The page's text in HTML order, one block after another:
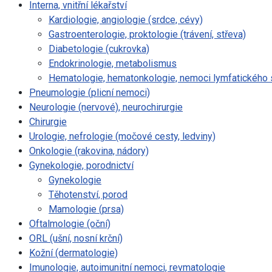
Interna, vnitřní lékařství
Kardiologie, angiologie (srdce, cévy)
Gastroenterologie, proktologie (trávení, střeva)
Diabetologie (cukrovka)
Endokrinologie, metabolismus
Hematologie, hematonkologie, nemoci lymfatického
Pneumologie (plicní nemoci)
Neurologie (nervové), neurochirurgie
Chirurgie
Urologie, nefrologie (močové cesty, ledviny)
Onkologie (rakovina, nádory)
Gynekologie, porodnictví
Gynekologie
Těhotenství, porod
Mamologie (prsa)
Oftalmologie (oční)
ORL (ušní, nosní krční)
Kožní (dermatologie)
Imunologie, autoimunitní nemoci, revmatologie